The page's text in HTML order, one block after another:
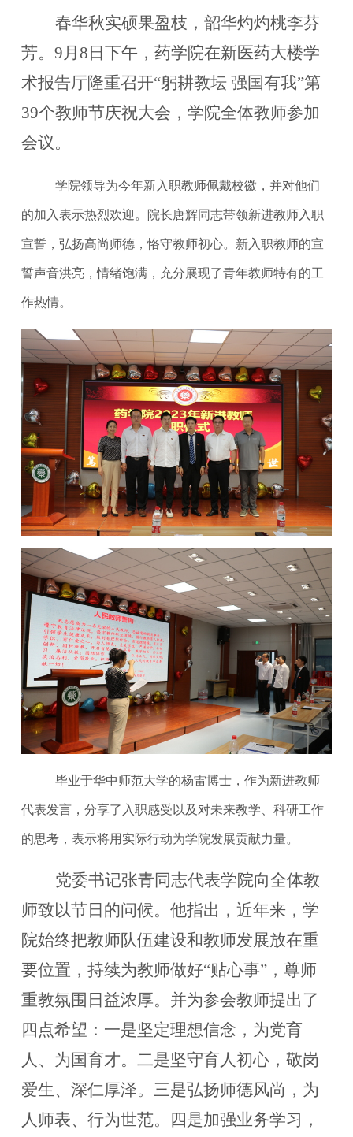
本科教学
平台建设
交流合作
春华秋实硕果盈枝，韶华灼灼桃李芬
芳。9月8日下午，药学院在新医药大楼学
术报告厅隆重召开“躬耕教坛 强国有我”第
39个教师节庆祝大会，学院全体教师参加
会议。
学院领导为今年新入职教师佩戴校徽，并对他们
的加入表示热烈欢迎。院长唐辉同志带领新进教师入职
宣誓，弘扬高尚师德，恪守教师初心。新入职教师的宣
誓声音洪亮，情绪饱满，充分展现了青年教师特有的工
作热情。
毕业于华中师范大学的杨雷博士，作为新进教师
代表发言，分享了入职感受以及对未来教学、科研工作
的思考，表示将用实际行动为学院发展贡献力量。
党委书记张青同志代表学院向全体教
师致以节日的问候。他指出，近年来，学
院始终把教师队伍建设和教师发展放在重
要位置，持续为教师做好“贴心事”，尊师
重教氛围日益浓厚。并为参会教师提出了
四点希望：一是坚定理想信念，为党育
人、为国育才。二是坚守育人初心，敬岗
爱生、深仁厚泽。三是弘扬师德风尚，为
人师表、行为世范。四是加强业务学习，